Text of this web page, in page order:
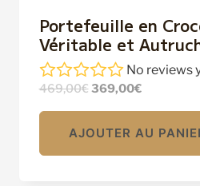
Portefeuille en
Véritable et
No reviews
469,00€Le
369,00€Le
AJOUTER AU